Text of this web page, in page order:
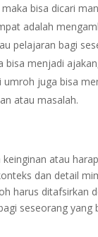
bisa dicari
adalah
pelajaran bagi
bisa menjadi
juga bisa
atau masalah.
atau
dan detail
harus ditafsirkan
seseorang yang